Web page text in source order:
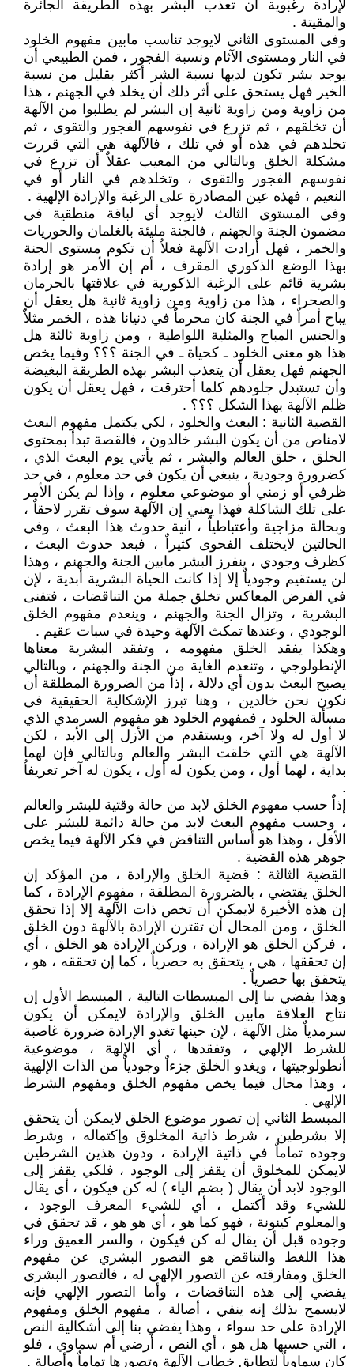
لإرادة رغبوية أن تعذب البشر بهذه الطريقة الجائرة
والمقيتة .
وفي المستوى الثاني لايوجد تناسب مابين مفهوم الخلود
في النار ومستوى الآثام ونسبة الفجور ، فمن الطبيعي أن
يوجد بشر تكون لديها نسبة الشر أكثر بقليل من نسبة
الخير فهل يستحق على أثر ذلك أن يخلد في الجهنم ، هذا
من زاوية ومن زاوية ثانية إن البشر لم يطلبوا من الآلهة
أن تخلقهم ، ثم تزرع في نفوسهم الفجور والتقوى ، ثم
تخلدهم في هذه أو في تلك ، فالآلهة هي التي قررت
مشكلة الخلق وبالتالي من المعيب عقلاٌ أن تزرع في
نفوسهم الفجور والتقوى ، وتخلدهم في النار أو في
النعيم ، فهذه عين المصادرة على الرغبة والإرادة الإلهية .
وفي المستوى الثالث لايوجد أي لباقة منطقية في
مضمون الجنة والجهنم ، فالجنة مليئة بالغلمان والحوريات
والخمر ، فهل أرادت الآلهة فعلاٌ أن تكوم مستوى الجنة
بهذا الوضع الذكوري المقرف ، أم إن الأمر هو إرادة
بشرية قائم على الرغبة الذكورية في علاقتها بالحرمان
والصحراء ، هذا من زاوية ومن زاوية ثانية هل يعقل أن
يباح أمراٌ في الجنة كان محرماٌ في دنيانا هذه ، الخمر مثلاٌ
والجنس المباح والمثلية اللواطية ، ومن زاوية ثالثة هل
هذا هو معنى الخلود ـ كحياة ـ في الجنة ؟؟؟ وفيما يخص
الجهنم فهل يعقل أن يتعذب البشر بهذه الطريقة البغيضة
وأن تستبدل جلودهم كلما أحترقت ، فهل يعقل أن يكون
ظلم الآلهة بهذا الشكل ؟؟؟ .
القضية الثانية : البعث والخلود ، لكي يكتمل مفهوم البعث
لامناص من أن يكون البشر خالدون ، فالقصة تبدأ بمحتوى
الخلق ، خلق العالم والبشر ، ثم يأتي يوم البعث الذي ،
كضرورة وجودية ، ينبغي أن يكون في حد معلوم ، في حد
ظرفي أو زمني أو موضوعي معلوم ، وإذا لم يكن الأمر
على تلك الشاكلة فهذا يعني إن الآلهة سوف تقرر لاحقاٌ ،
وبحالة مزاجية وأعتباطياٌ ، آنية حدوث هذا البعث ، وفي
الحالتين لايختلف الفحوى كثيراٌ ، فبعد حدوث البعث ،
كظرف وجودي ، ينفرز البشر مابين الجنة والجهنم ، وهذا
لن يستقيم وجودياٌ إلا إذا كانت الحياة البشرية أبدية ، لإن
في الفرض المعاكس تخلق جملة من التناقضات ، فتفنى
البشرية ، وتزال الجنة والجهنم ، وينعدم مفهوم الخلق
الوجودي ، وعندها تمكث الآلهة وحيدة في سبات عقيم .
وهكذا يفقد الخلق مفهومه ، وتفقد البشرية معناها
الإنطولوجي ، وتنعدم الغاية من الجنة والجهنم ، وبالتالي
يصبح البعث بدون أي دلالة ، إذاٌ من الضرورة المطلقة أن
نكون نحن خالدين ، وهنا تبرز الإشكالية الحقيقية في
مسألة الخلود ، فمفهوم الخلود هو مفهوم السرمدي الذي
لا أول له ولا آخر، ويستقدم من الأزل إلى الأبد ، لكن
الآلهة هي التي خلقت البشر والعالم وبالتالي فإن لهما
بداية ، لهما أول ، ومن يكون له أول ، يكون له آخر تعريفاٌ
.
إذاٌ حسب مفهوم الخلق لابد من حالة وقتية للبشر والعالم
، وحسب مفهوم البعث لابد من حالة دائمة للبشر على
الأقل ، وهذا هو أساس التناقض في فكر الآلهة فيما يخص
جوهر هذه القضية .
القضية الثالثة : قضية الخلق والإرادة ، من المؤكد إن
الخلق يقتضي ، بالضرورة المطلقة ، مفهوم الإرادة ، كما
إن هذه الأخيرة لايمكن أن تخص ذات الآلهة إلا إذا تحقق
الخلق ، ومن المحال أن تقترن الإرادة بالآلهة دون الخلق
، فركن الخلق هو الإرادة ، وركن الإرادة هو الخلق ، أي
إن تحققها ، هي ، يتحقق به حصرياٌ ، كما إن تحققه ، هو ،
يتحقق بها حصرياٌ .
وهذا يفضي بنا إلى المبسطات التالية ، المبسط الأول إن
نتاج العلاقة مابين الخلق والإرادة لايمكن أن يكون
سرمدياٌ مثل الآلهة ، لإن حينها تغدو الإرادة ضرورة غاصبة
للشرط الإلهي ، وتفقدها ، أي الإلهة ، موضوعية
أنطولوجيتها ، ويغدو الخلق جزءاٌ وجودياٌ من الذات الإلهية
، وهذا محال فيما يخص مفهوم الخلق ومفهوم الشرط
الإلهي .
المبسط الثاني إن تصور موضوع الخلق لايمكن أن يتحقق
إلا بشرطين ، شرط ذاتية المخلوق وإكتماله ، وشرط
وجوده تماماٌ في ذاتية الإرادة ، ودون هذين الشرطين
لايمكن للمخلوق أن يقفز إلى الوجود ، فلكي يقفز إلى
الوجود لابد أن يقال ( بضم الياء ) له كن فيكون ، أي يقال
للشيء وقد أكتمل ، أي للشيء المعرف الوجود ،
والمعلوم كينونة ، فهو كما هو ، أي هو هو ، قد تحقق في
وجوده قبل أن يقال له كن فيكون ، والسر العميق وراء
هذا اللغط والتناقض هو التصور البشري عن مفهوم
الخلق ومفارقته عن التصور الإلهي له ، فالتصور البشري
يفضي إلى هذه التناقضات ، وأما التصور الإلهي فإنه
لايسمح بذلك إنه ينفي ، أصالة ، مفهوم الخلق ومفهوم
الإرادة على حد سواء ، وهذا يفضي بنا إلى أشكالية النص
، التي حسبها هل هو ، أي النص ، أرضي أم سماوي ، فلو
كان سماوياٌ لتطابق خطاب الآلهة وتصورها تماماٌ وأصالة .